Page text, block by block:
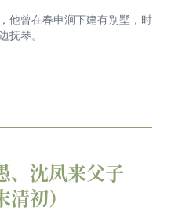
：自开怀——乐见锡式
：探乐——音乐片创作
他曾在春申涧下建有别墅，时
抚琴。
、沈凤来父子
清初）